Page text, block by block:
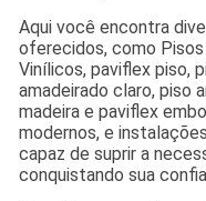
Aqui você encontra
oferecidos, como
Vinílicos, paviflex piso,
amadeirado claro, piso
madeira e paviflex
modernos, e
capaz de suprir a
conquistando sua